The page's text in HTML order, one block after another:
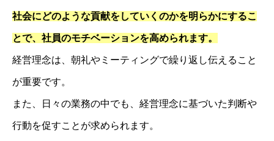
社会にどのような貢献をしていくのかを明らかにするこ
とで、社員のモチベーションを高められます。
経営理念は、朝礼やミーティングで繰り返し伝えること
が重要です。
また、日々の業務の中でも、経営理念に基づいた判断や
行動を促すことが求められます。